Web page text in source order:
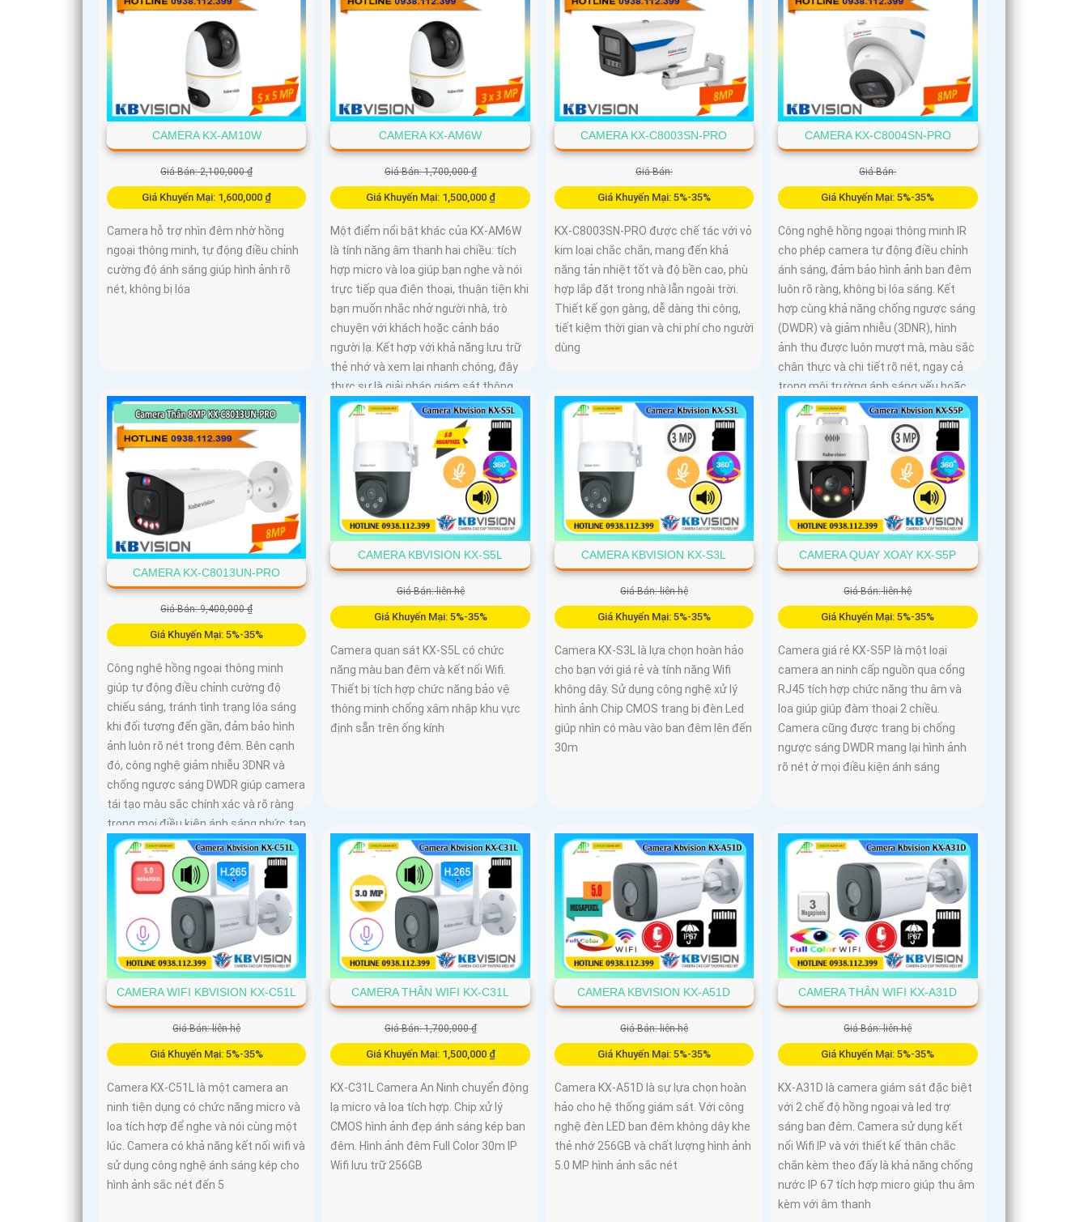
CAMERA KX-AM10W
Giá Bán: 2,100,000 ₫
Giá Khuyến Mại: 1,600,000 ₫
Camera hỗ trợ nhìn đêm nhờ hồng
ngoại thông minh, tự động điều chỉnh
cường độ ánh sáng giúp hình ảnh rõ
nét, không bị lóa
CAMERA KX-AM6W
Giá Bán: 1,700,000 ₫
Giá Khuyến Mại: 1,500,000 ₫
Một điểm nổi bật khác của KX‑AM6W
là tính năng âm thanh hai chiều: tích
hợp micro và loa giúp bạn nghe và nói
trực tiếp qua điện thoại, thuận tiện khi
bạn muốn nhắc nhở người nhà, trò
chuyện với khách hoặc cảnh báo
người lạ. Kết hợp với khả năng lưu trữ
thẻ nhớ và xem lại nhanh chóng, đây
thực sự là giải pháp giám sát thông
minh, gọn nhẹ mà vô cùng hiệu quả
CAMERA KX-C8003SN-PRO
Giá Bán:
Giá Khuyến Mại: 5%-35%
KX-C8003SN-PRO được chế tác với vỏ
kim loại chắc chắn, mang đến khả
năng tản nhiệt tốt và độ bền cao, phù
hợp lắp đặt trong nhà lẫn ngoài trời.
Thiết kế gọn gàng, dễ dàng thi công,
tiết kiệm thời gian và chi phí cho người
dùng
CAMERA KX-C8004SN-PRO
Giá Bán:
Giá Khuyến Mại: 5%-35%
Công nghệ hồng ngoại thông minh IR
cho phép camera tự động điều chỉnh
ánh sáng, đảm bảo hình ảnh ban đêm
luôn rõ ràng, không bị lóa sáng. Kết
hợp cùng khả năng chống ngược sáng
(DWDR) và giảm nhiễu (3DNR), hình
ảnh thu được luôn mượt mà, màu sắc
chân thực và chi tiết rõ nét, ngay cả
trong môi trường ánh sáng yếu hoặc
ánh sáng phức tạp như ngược sáng
hoặc chói nắng
CAMERA KX-C8013UN-PRO
Giá Bán: 9,400,000 ₫
Giá Khuyến Mại: 5%-35%
Công nghệ hồng ngoại thông minh
giúp tự động điều chỉnh cường độ
chiếu sáng, tránh tình trạng lóa sáng
khi đối tượng đến gần, đảm bảo hình
ảnh luôn rõ nét trong đêm. Bên cạnh
đó, công nghệ giảm nhiễu 3DNR và
chống ngược sáng DWDR giúp camera
tái tạo màu sắc chính xác và rõ ràng
trong mọi điều kiện ánh sáng phức tạp
như ngược sáng mạnh hay thiếu sáng
CAMERA KBVISION KX-S5L
Giá Bán: liên hệ
Giá Khuyến Mại: 5%-35%
Camera quan sát KX-S5L có chức
năng màu ban đêm và kết nối Wifi.
Thiết bị tích hợp chức năng bảo vệ
thông minh chống xâm nhập khu vực
định sẵn trên ống kính
CAMERA KBVISION KX-S3L
Giá Bán: liên hệ
Giá Khuyến Mại: 5%-35%
Camera KX-S3L là lựa chọn hoàn hảo
cho bạn với giá rẻ và tính năng Wifi
không dây. Sử dụng công nghệ xử lý
hình ảnh Chip CMOS trang bị đèn Led
giúp nhìn có màu vào ban đêm lên đến
30m
CAMERA QUAY XOAY KX-S5P
Giá Bán: liên hệ
Giá Khuyến Mại: 5%-35%
Camera giá rẻ KX-S5P là một loại
camera an ninh cấp nguồn qua cổng
RJ45 tích hợp chức năng thu âm và
loa giúp giúp đàm thoại 2 chiều.
Camera cũng được trang bị chống
ngược sáng DWDR mang lại hình ảnh
rõ nét ở mọi điều kiện ánh sáng
CAMERA WIFI KBVISION KX-C51L
Giá Bán: liên hệ
Giá Khuyến Mại: 5%-35%
Camera KX-C51L là một camera an
ninh tiện dụng có chức năng micro và
loa tích hợp để nghe và nói cùng một
lúc. Camera có khả năng kết nối wifi và
sử dụng công nghệ ánh sáng kép cho
hình ảnh sắc nét đến 5
CAMERA THÂN WIFI KX-C31L
Giá Bán: 1,700,000 ₫
Giá Khuyến Mại: 1,500,000 ₫
KX-C31L Camera An Ninh chuyển động
lạ micro và loa tích hợp. Chip xử lý
CMOS hình ảnh đẹp ánh sáng kép ban
đêm. Hình ảnh đêm Full Color 30m IP
Wifi lưu trữ 256GB
CAMERA KBVISION KX-A51D
Giá Bán: liên hệ
Giá Khuyến Mại: 5%-35%
Camera KX-A51D là sự lựa chọn hoàn
hảo cho hệ thống giám sát. Với công
nghệ đèn LED ban đêm không dây khe
thẻ nhớ 256GB và chất lượng hình ảnh
5.0 MP hình ảnh sắc nét
CAMERA THÂN WIFI KX-A31D
Giá Bán: liên hệ
Giá Khuyến Mại: 5%-35%
KX-A31D là camera giám sát đặc biệt
với 2 chế độ hồng ngoại và led trợ
sáng ban đêm. Camera sử dụng kết
nối Wifi IP và với thiết kế thân chắc
chắn kèm theo đấy là khả năng chống
nước IP 67 tích hợp micro giúp thu âm
kèm với âm thanh